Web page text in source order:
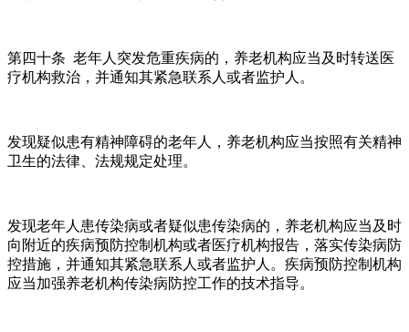
第四十条 老年人突发危重疾病的，养老机构应当及时转送医
疗机构救治，并通知其紧急联系人或者监护人。
发现疑似患有精神障碍的老年人，养老机构应当按照有关精神
卫生的法律、法规规定处理。
发现老年人患传染病或者疑似患传染病的，养老机构应当及时
向附近的疾病预防控制机构或者医疗机构报告，落实传染病防
控措施，并通知其紧急联系人或者监护人。疾病预防控制机构
应当加强养老机构传染病防控工作的技术指导。